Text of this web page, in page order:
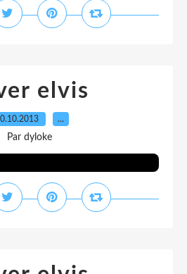
elvis
…
Par dyloke